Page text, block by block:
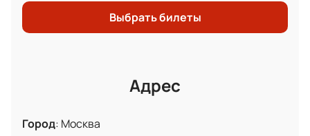
Выбрать билеты
Адрес
Город: Москва